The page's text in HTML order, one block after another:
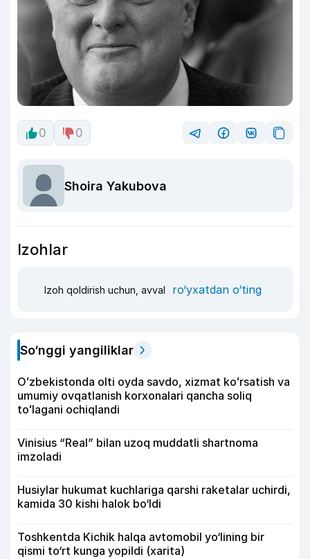
0 0
Shoira Yakubova
Izohlar
Izoh qoldirish uchun, avval ro‘yxatdan o‘ting
So‘nggi yangiliklar
Oʻzbekistonda olti oyda savdo, xizmat koʻrsatish va
umumiy ovqatlanish korxonalari qancha soliq
toʻlagani ochiqlandi
Vinisius “Real” bilan uzoq muddatli shartnoma
imzoladi
Husiylar hukumat kuchlariga qarshi raketalar uchirdi,
kamida 30 kishi halok bo‘ldi
Toshkentda Kichik halqa avtomobil yo‘lining bir
qismi to‘rt kunga yopildi (xarita)